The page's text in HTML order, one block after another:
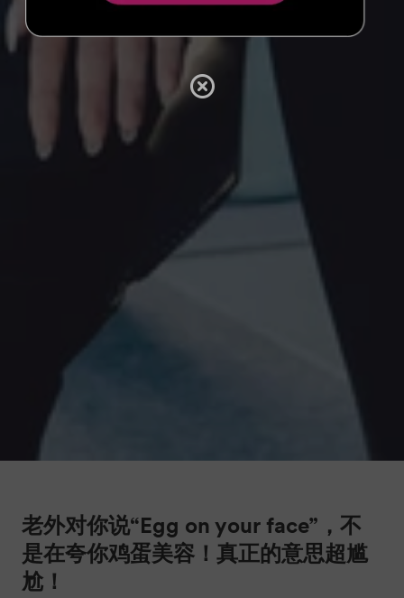
老外对你说“Egg on your face”，不
是在夸你鸡蛋美容！真正的意思超尴
尬！